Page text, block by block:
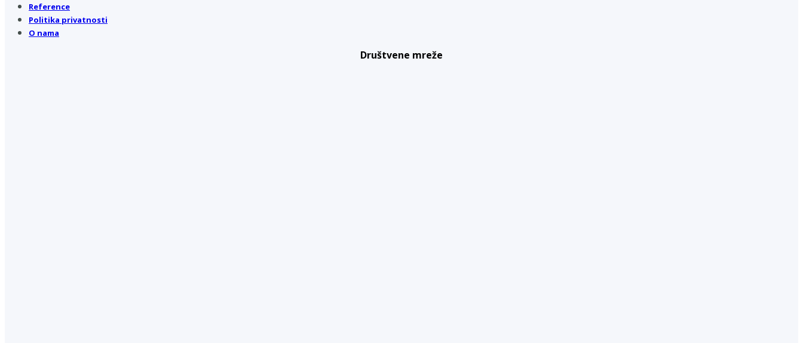
Reference
Politika privatnosti
O nama
Društvene mreže